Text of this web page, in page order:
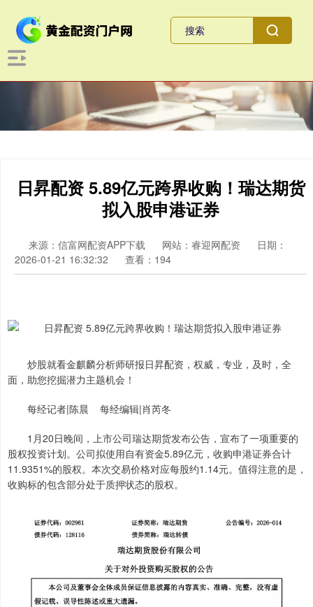
日昇配资 5.89亿元跨界收购！瑞达期货
拟入股申港证券
来源：信富网配资APP下载 网站：睿迎网配资
日期：
2026-01-21 16:32:32
查看：194
炒股就看金麒麟分析师研报日昇配资，权威，专业，及时，全
面，助您挖掘潜力主题机会！
每经记者|陈晨 每经编辑|肖芮冬
1月20日晚间，上市公司瑞达期货发布公告，宣布了一项重要的
股权投资计划。公司拟使用自有资金5.89亿元，收购申港证券合计
11.9351%的股权。本次交易价格对应每股约1.14元。值得注意的是，
收购标的包含部分处于质押状态的股权。